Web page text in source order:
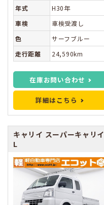
年式
H30年
車検
車検受渡し
色
サーフブルー
走行距離
24,590km
在庫お問い合わせ
詳細はこちら
キャリイ スーパーキャリイ
L